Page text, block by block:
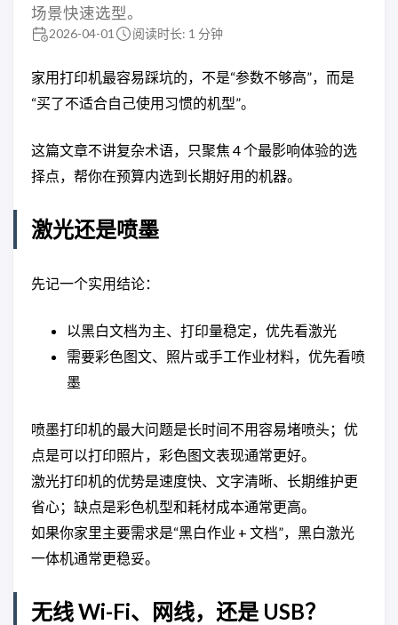
场景快速选型。
2026-04-01 阅读时长: 1 分钟
家用打印机最容易踩坑的，不是“参数不够高”，而是
“买了不适合自己使用习惯的机型”。
这篇文章不讲复杂术语，只聚焦 4 个最影响体验的选
择点，帮你在预算内选到长期好用的机器。
激光还是喷墨
先记一个实用结论：
以黑白文档为主、打印量稳定，优先看激光
需要彩色图文、照片或手工作业材料，优先看喷
墨
喷墨打印机的最大问题是长时间不用容易堵喷头；优
点是可以打印照片，彩色图文表现通常更好。
激光打印机的优势是速度快、文字清晰、长期维护更
省心；缺点是彩色机型和耗材成本通常更高。
如果你家里主要需求是“黑白作业 + 文档”，黑白激光
一体机通常更稳妥。
无线 Wi-Fi、网线，还是 USB？